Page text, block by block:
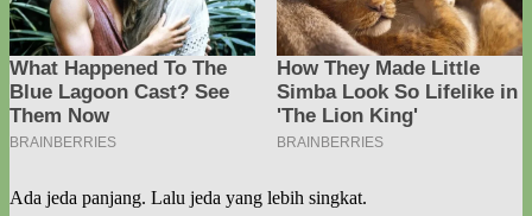
Ada jeda panjang. Lalu jeda yang lebih singkat.